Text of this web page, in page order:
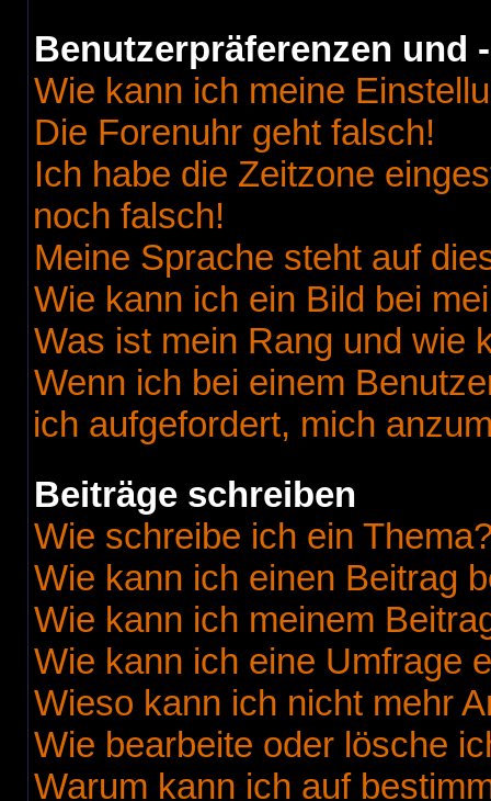
Benutzerpräferenzen und
Wie kann ich meine
Die Forenuhr geht falsch!
Ich habe die Zeitzone
noch falsch!
Meine Sprache steht auf
Wie kann ich ein Bild bei
Was ist mein Rang und wie
Wenn ich bei einem
ich aufgefordert, mich
Beiträge schreiben
Wie schreibe ich ein
Wie kann ich einen Beitrag
Wie kann ich meinem
Wie kann ich eine Umfrage
Wieso kann ich nicht mehr
Wie bearbeite oder lösche
Warum kann ich auf